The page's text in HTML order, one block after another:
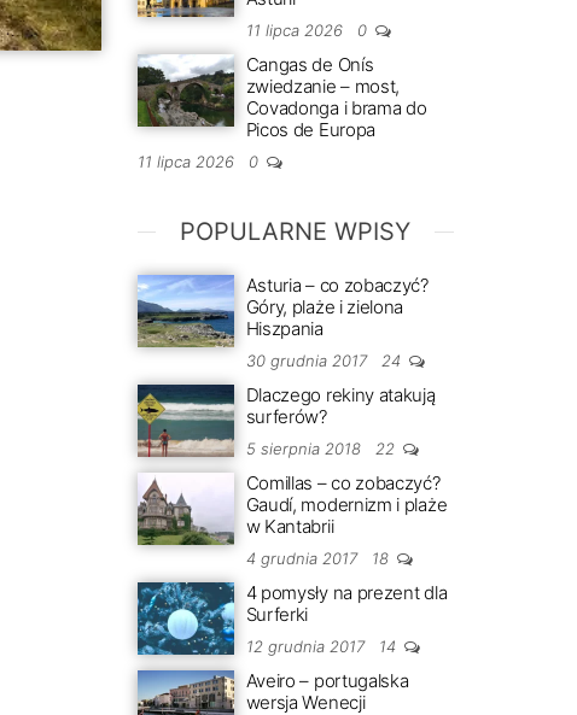
11 lipca 2026 0
Cangas de Onís
zwiedzanie – most,
Covadonga i brama do
Picos de Europa
11 lipca 2026 0
POPULARNE WPISY
Asturia – co zobaczyć?
Góry, plaże i zielona
Hiszpania
30 grudnia 2017 24
Dlaczego rekiny atakują
surferów?
5 sierpnia 2018 22
Comillas – co zobaczyć?
Gaudí, modernizm i plaże
w Kantabrii
4 grudnia 2017 18
4 pomysły na prezent dla
Surferki
12 grudnia 2017 14
Aveiro – portugalska
wersja Wenecji